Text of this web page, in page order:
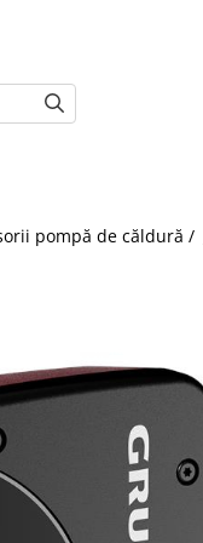
pompă de căldură /